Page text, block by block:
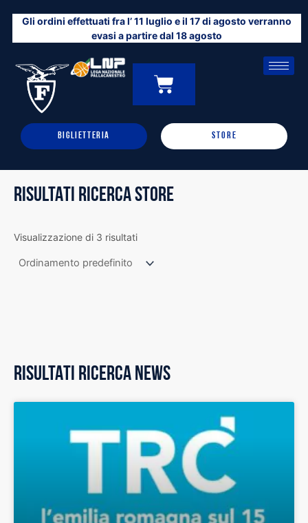
contenuto
Gli ordini effettuati fra l’ 11 luglio e il 17 di agosto verranno
evasi a partire dal 18 agosto
0
CARRELLO
BIGLIETTERIA STORE
RISULTATI RICERCA STORE
Visualizzazione di 3 risultati
RISULTATI RICERCA NEWS